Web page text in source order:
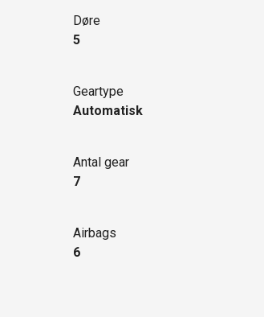
Døre
5
Geartype
Automatisk
Antal gear
7
Airbags
6